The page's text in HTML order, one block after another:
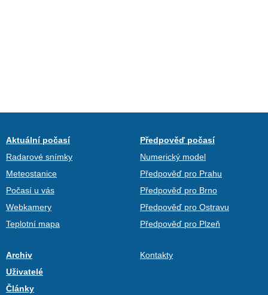
Aktuální počasí
Radarové snímky
Meteostanice
Počasí u vás
Webkamery
Teplotní mapa
Předpověď počasí
Numerický model
Předpověď pro Prahu
Předpověď pro Brno
Předpověď pro Ostravu
Předpověď pro Plzeň
Archiv
Uživatelé
Články
Kontakty